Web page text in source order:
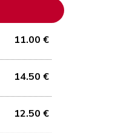
11.00 €
14.50 €
12.50 €